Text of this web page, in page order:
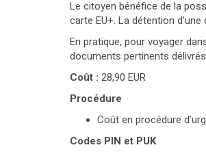
Le citoyen bénéfice de la
carte EU+. La détention
En pratique, pour voyager
documents pertinents
Coût : 28,90 EUR
Procédure
Coût en procédure
Codes PIN et PUK